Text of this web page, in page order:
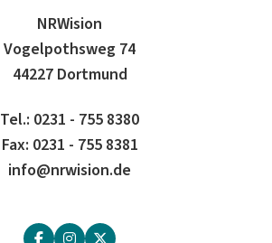
NRWision
Vogelpothsweg 74
44227 Dortmund
Tel.: 0231 - 755 8380
Fax: 0231 - 755 8381
info@nrwision.de